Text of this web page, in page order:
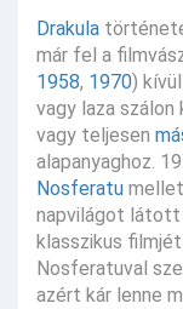
Drakula
már fel a
1958, 1970)
vagy laza
vagy teljesen
alapanyaghoz.
Nosferatu
napvilágot látott
klasszikus
Nosferatuval
azért kár lenne